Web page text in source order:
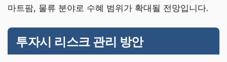
마트팜, 물류 분야로 수혜 범위가 확대될 전망입니다.
투자시 리스크 관리 방안